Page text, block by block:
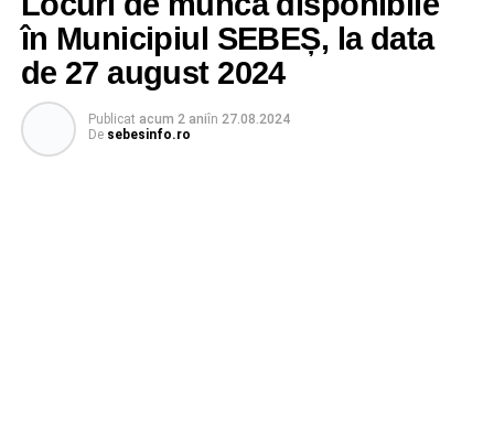
în Municipiul SEBEȘ, la data
de 27 august 2024
Publicat acum 2 aniîn 27.08.2024
De sebesinfo.ro